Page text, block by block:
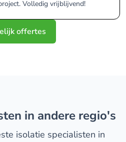
Volledig vrijblijvend!
offertes
in andere regio's
isolatie specialisten in